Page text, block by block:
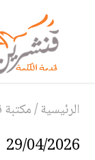
الرئيسية/
29/04/2026 |